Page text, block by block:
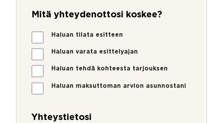
Mitä yhteydenottosi koskee?
M
i
ä
d
Haluan tilata esitteen
Haluan varata esittelyajan
Haluan tehdä kohteesta tarjouksen
Haluan maksuttoman arvion asunnostani
Yhteystietosi